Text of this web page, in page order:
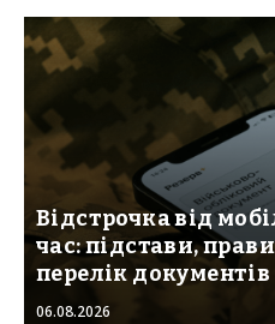
Відстрочка від
час: підстави,
перелік документів
06.08.2026